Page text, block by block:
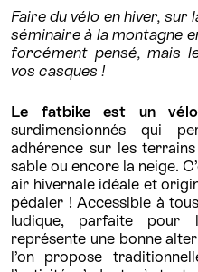
Faire du vélo en hiver,
séminaire à la montagne
forcément pensé, mais
vos casques !
Le fatbike est un
surdimensionnés qui
adhérence sur les
sable ou encore la neige.
air hivernale idéale et
pédaler ! Accessible à
ludique, parfaite pour
représente une bonne
l’on propose